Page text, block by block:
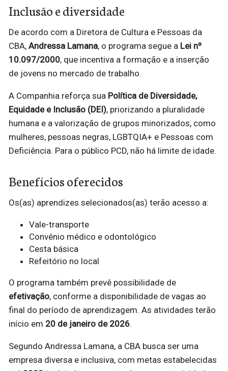
Inclusão e diversidade
De acordo com a Diretora de Cultura e Pessoas da
CBA, Andressa Lamana, o programa segue a Lei nº
10.097/2000, que incentiva a formação e a inserção
de jovens no mercado de trabalho.
A Companhia reforça sua Política de Diversidade,
Equidade e Inclusão (DEI), priorizando a pluralidade
humana e a valorização de grupos minorizados, como
mulheres, pessoas negras, LGBTQIA+ e Pessoas com
Deficiência. Para o público PCD, não há limite de idade.
Benefícios oferecidos
Os(as) aprendizes selecionados(as) terão acesso a:
Vale-transporte
Convênio médico e odontológico
Cesta básica
Refeitório no local
O programa também prevê possibilidade de
efetivação, conforme a disponibilidade de vagas ao
final do período de aprendizagem. As atividades terão
início em 20 de janeiro de 2026.
Segundo Andressa Lamana, a CBA busca ser uma
empresa diversa e inclusiva, com metas estabelecidas